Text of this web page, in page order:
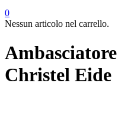
0
Nessun articolo nel carrello.
Christel Eide